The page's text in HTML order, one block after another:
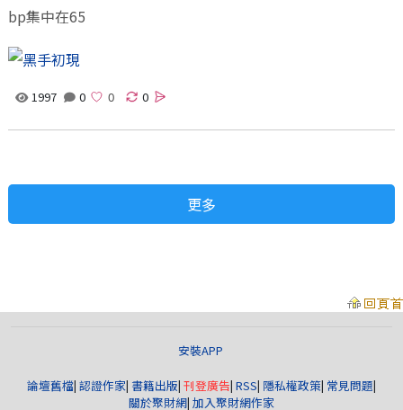
bp集中在65
1997 0 0
更多
安裝APP
論壇舊檔| 認證作家| 書籍出版| 刊登廣告| RSS| 隱私權政策| 常見問題|
關於聚財網| 加入聚財網作家